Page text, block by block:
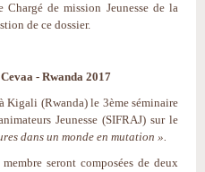
de mission Jeunesse de la
de ce dossier.
- Rwanda 2017
Kigali (Rwanda) le 3ème séminaire
Jeunesse (SIFRAJ) sur le
dans un monde en mutation ».
seront composées de deux